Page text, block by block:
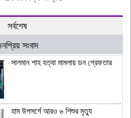
সর্বশেষ
সংবাদ
সালমান শাহ হত্যা মামলায় ডন গ্রেফতার
হাম উপসর্গে আরও ৬ শিশুর মৃত্যু